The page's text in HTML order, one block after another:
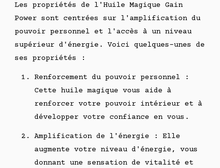
Les propriétés de l'Huile Magique Gain
Power sont centrées sur l'amplification du
pouvoir personnel et l'accès à un niveau
supérieur d'énergie. Voici quelques-unes de
ses propriétés :
Renforcement du pouvoir personnel :
Cette huile magique vous aide à
renforcer votre pouvoir intérieur et à
développer votre confiance en vous.
Amplification de l'énergie : Elle
augmente votre niveau d'énergie, vous
donnant une sensation de vitalité et